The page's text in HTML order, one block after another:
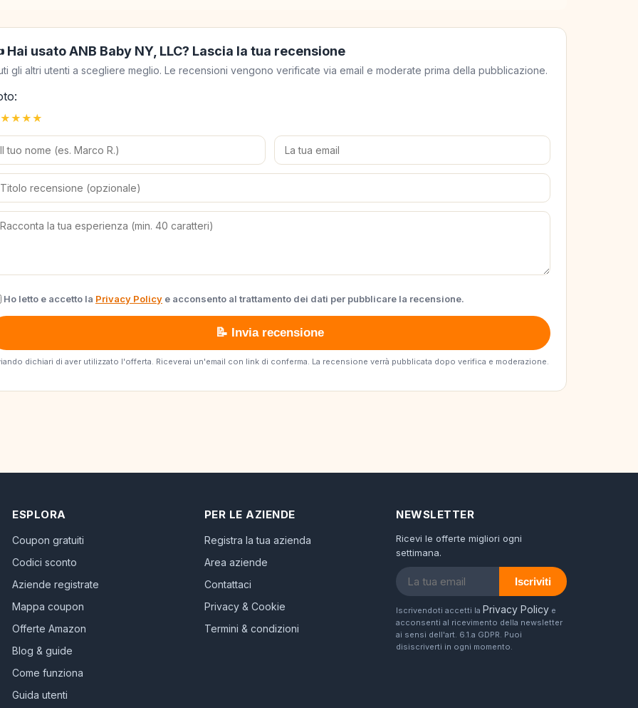
usato ANB Baby NY, LLC? Lascia la tua recensione
gli altri utenti a scegliere meglio. Le recensioni vengono verificate via email e moderate prima della pubblicazione.
★
★
★
★
Ho letto e accetto la Privacy Policy e acconsento al trattamento dei dati per pubblicare la recensione.
📝 Invia recensione
dichiari di aver utilizzato l'offerta. Riceverai un'email con link di conferma. La recensione verrà pubblicata dopo verifica e moderazione.
ESPLORA
Coupon gratuiti
Codici sconto
Aziende registrate
Mappa coupon
Offerte Amazon
Blog & guide
Come funziona
Guida utenti
PER LE AZIENDE
Registra la tua azienda
Area aziende
Contattaci
Privacy & Cookie
Termini & condizioni
NEWSLETTER
Ricevi le offerte migliori ogni
settimana.
Iscriviti
Iscrivendoti accetti la Privacy Policy e
acconsenti al ricevimento della newsletter
ai sensi dell'art. 6.1.a GDPR. Puoi
disiscriverti in ogni momento.